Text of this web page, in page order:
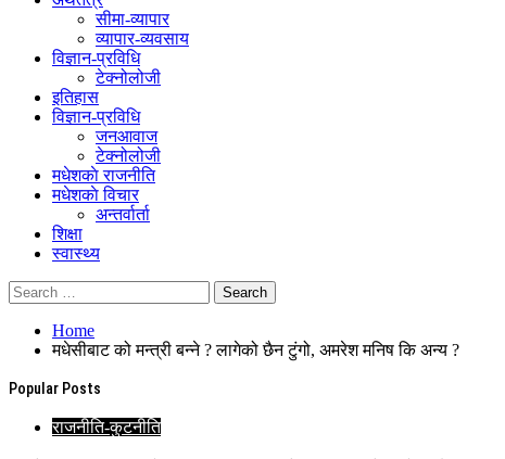
सीमा-व्यापार
व्यापार-व्यवसाय
विज्ञान-प्रविधि
टेक्नोलोजी
इतिहास
विज्ञान-प्रविधि
जनआवाज
टेक्नोलोजी
मधेशकाे राजनीति
मधेशकाे विचार
अन्तर्वार्ता
शिक्षा
स्वास्थ्य
Home
मधेसीबाट को मन्त्री बन्ने ? लागेको छैन टुंगो, अमरेश मनिष कि अन्य ?
Popular Posts
राजनीति-कुटनीति